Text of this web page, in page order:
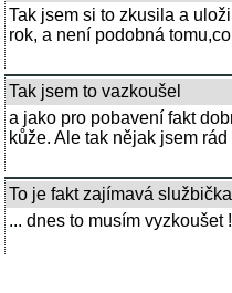
Tak jsem si to zkusila a
rok, a není podobná
Tak jsem to vazkoušel
a jako pro pobavení fakt
kůže. Ale tak nějak jsem
To je fakt zajímavá
... dnes to musím vyzkoušet !